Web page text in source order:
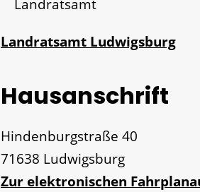
Landratsamt
Landratsamt Ludwigsburg
Hausanschrift
Hindenburgstraße 40
71638 Ludwigsburg
Zur elektronischen